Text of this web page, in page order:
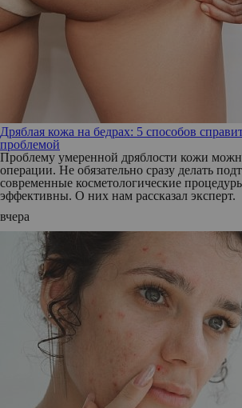
Дряблая кожа на бедрах: 5 способов
проблемой
Проблему умеренной дряблости кожи
операции. Не обязательно сразу делать
современные косметологические
эффективны. О них нам рассказал эксперт.
вчера